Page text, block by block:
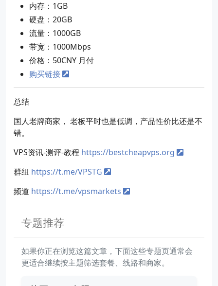
内存：1GB
硬盘：20GB
流量：1000GB
带宽：1000Mbps
价格：50CNY 月付
购买链接
总结
国人老牌商家， 老板平时也是低调，产品性价比还是不
错。
VPS资讯-测评-教程 https://bestcheapvps.org
群组 https://t.me/VPSTG
频道 https://t.me/vpsmarkets
专题推荐
如果你正在浏览这篇文章，下面这些专题页通常会
更适合继续按主题筛选套餐、线路和商家。